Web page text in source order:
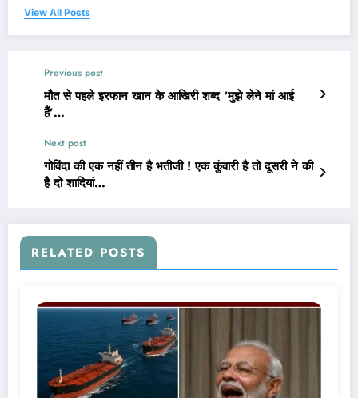
View All Posts
Previous post
मौत से पहले इरफान खान के आखिरी शब्द ‘मुझे लेने मां आई
हैं’…
Next post
गोविंदा की एक नहीं तीन है भतीजी ! एक कुंवारी है तो दूसरी ने की
है दो शादियां…
RELATED POSTS